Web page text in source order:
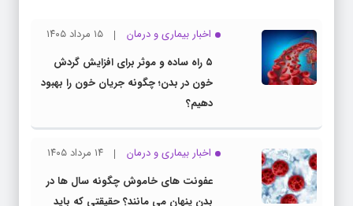
اخبار بیماری و درمان
۱۵ مرداد ۱۴۰۵
۵ راه ساده و موثر برای افزایش گردش
خون در بدن؛ چگونه جریان خون را بهبود
دهیم؟
اخبار بیماری و درمان
۱۴ مرداد ۱۴۰۵
عفونت های خاموش چگونه سال ها در
بدن پنهان می مانند؟ حقیقتی که باید